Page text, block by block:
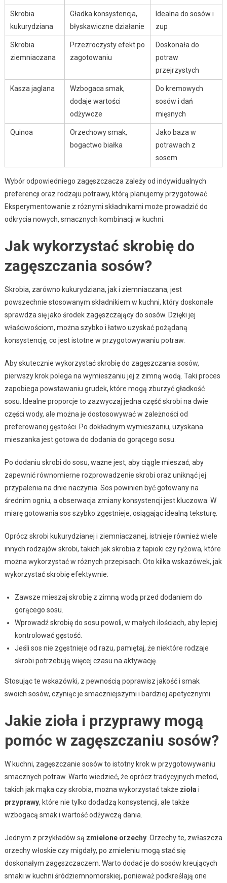
Skrobia
kukurydziana
Gładka konsystencja,
błyskawiczne działanie
Idealna do sosów i
zup
Skrobia
ziemniaczana
Przezroczysty efekt po
zagotowaniu
Doskonała do
potraw
przejrzystych
Kasza jaglana
Wzbogaca smak,
dodaje wartości
odżywcze
Do kremowych
sosów i dań
mięsnych
Quinoa
Orzechowy smak,
bogactwo białka
Jako baza w
potrawach z
sosem
Wybór odpowiedniego zagęszczacza zależy od indywidualnych
preferencji oraz rodzaju potrawy, którą planujemy przygotować.
Eksperymentowanie z różnymi składnikami może prowadzić do
odkrycia nowych, smacznych kombinacji w kuchni.
Jak wykorzystać skrobię do
zagęszczania sosów?
Skrobia, zarówno kukurydziana, jak i ziemniaczana, jest
powszechnie stosowanym składnikiem w kuchni, który doskonale
sprawdza się jako środek zagęszczający do sosów. Dzięki jej
właściwościom, można szybko i łatwo uzyskać pożądaną
konsystencję, co jest istotne w przygotowywaniu potraw.
Aby skutecznie wykorzystać skrobię do zagęszczania sosów,
pierwszy krok polega na wymieszaniu jej z zimną wodą. Taki proces
zapobiega powstawaniu grudek, które mogą zburzyć gładkość
sosu. Idealne proporcje to zazwyczaj jedna część skrobi na dwie
części wody, ale można je dostosowywać w zależności od
preferowanej gęstości. Po dokładnym wymieszaniu, uzyskana
mieszanka jest gotowa do dodania do gorącego sosu.
Po dodaniu skrobi do sosu, ważne jest, aby ciągle mieszać, aby
zapewnić równomierne rozprowadzenie skrobi oraz uniknąć jej
przypalenia na dnie naczynia. Sos powinien być gotowany na
średnim ogniu, a obserwacja zmiany konsystencji jest kluczowa. W
miarę gotowania sos szybko zgęstnieje, osiągając idealną teksturę.
Oprócz skrobi kukurydzianej i ziemniaczanej, istnieje również wiele
innych rodzajów skrobi, takich jak skrobia z tapioki czy ryżowa, które
można wykorzystać w różnych przepisach. Oto kilka wskazówek, jak
wykorzystać skrobię efektywnie:
Zawsze mieszaj skrobię z zimną wodą przed dodaniem do
gorącego sosu.
Wprowadź skrobię do sosu powoli, w małych ilościach, aby lepiej
kontrolować gęstość.
Jeśli sos nie zgęstnieje od razu, pamiętaj, że niektóre rodzaje
skrobi potrzebują więcej czasu na aktywację.
Stosując te wskazówki, z pewnością poprawisz jakość i smak
swoich sosów, czyniąc je smaczniejszymi i bardziej apetycznymi.
Jakie zioła i przyprawy mogą
pomóc w zagęszczaniu sosów?
W kuchni, zagęszczanie sosów to istotny krok w przygotowywaniu
smacznych potraw. Warto wiedzieć, że oprócz tradycyjnych metod,
takich jak mąka czy skrobia, można wykorzystać także zioła i
przyprawy, które nie tylko dodadzą konsystencji, ale także
wzbogacą smak i wartość odżywczą dania.
Jednym z przykładów są zmielone orzechy. Orzechy te, zwłaszcza
orzechy włoskie czy migdały, po zmieleniu mogą stać się
doskonałym zagęszczaczem. Warto dodać je do sosów kreujących
smaki w kuchni śródziemnomorskiej, ponieważ podkreślają one